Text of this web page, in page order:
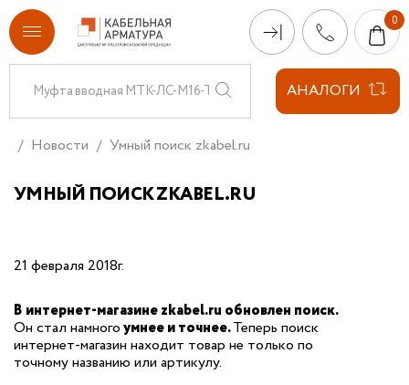
АНАЛОГИ
Новости Умный поиск zkabel.ru
УМНЫЙ ПОИСК ZKABEL.RU
21 февраля 2018г.
В интернет-магазине zkabel.ru обновлен поиск.
Он стал намногоумнее и точнее.Теперь поиск
интернет-магазин находит товар не только по
точному названию или артикулу.